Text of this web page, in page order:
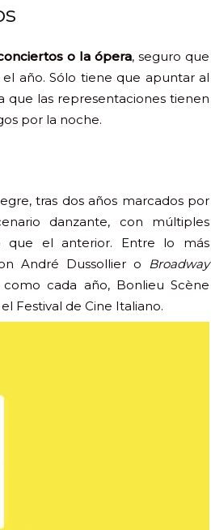
o la ópera, seguro que
año. Sólo tiene que apuntar al
que las representaciones tienen
por la noche.
tras dos años marcados por
danzante, con múltiples
que el anterior. Entre lo más
André Dussollier o Broadway
cada año, Bonlieu Scène
Festival de Cine Italiano.